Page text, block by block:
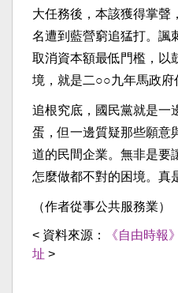
大任務後，本該獲得掌聲
名遭到藍營窮追猛打。諷
取消資本額最低門檻，以
境，就是二○○九年馬政府
追根究底，國民黨就是一
蛋，但一邊質疑那些願意
道的民間企業。無非是要
怎麼做都不對的困境。真
（作者從事公共服務業）
< 資料來源： 《自由時報
址 >